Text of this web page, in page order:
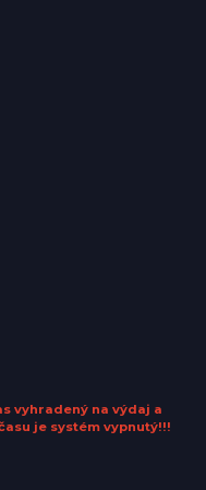
vyhradený na výdaj a
je systém vypnutý!!!